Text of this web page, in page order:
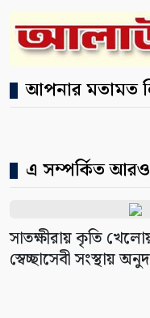
আপনার মতামত
এ সম্পর্কিত
সাতক্ষীরায় কৃতি
স্বেচ্ছাসেবী সংস্থায়